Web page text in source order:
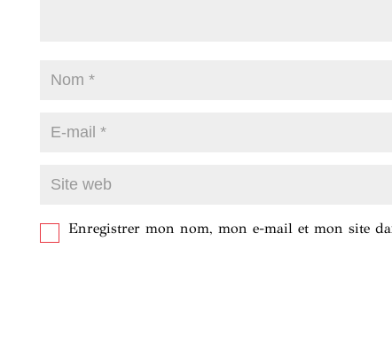
Enregistrer mon nom, mon e-mail et mon site